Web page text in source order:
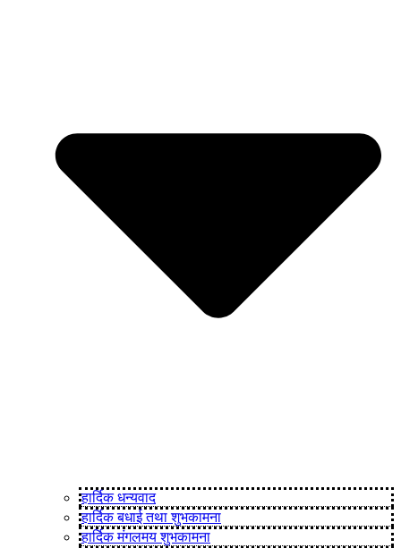
हार्दिक धन्यवाद
हार्दिक बधाई तथा शुभकामना
हार्दिक मंगलमय शुभकामना